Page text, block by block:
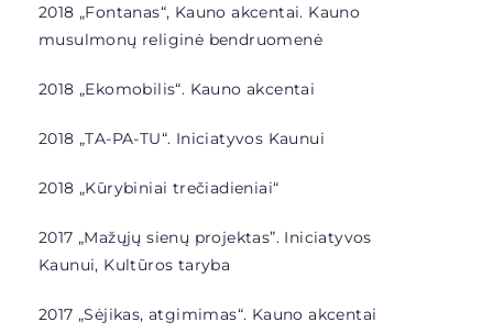
2018 „Fontanas“, Kauno akcentai. Kauno
musulmonų religinė bendruomenė
2018 „Ekomobilis“. Kauno akcentai
2018 „TA-PA-TU“. Iniciatyvos Kaunui
2018 „Kūrybiniai trečiadieniai“
2017 „Mažųjų sienų projektas”. Iniciatyvos
Kaunui, Kultūros taryba
2017 „Sėjikas, atgimimas“. Kauno akcentai